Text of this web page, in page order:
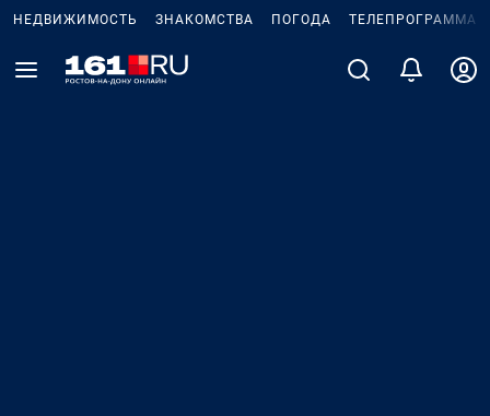
НЕДВИЖИМОСТЬ ЗНАКОМСТВА ПОГОДА ТЕЛЕПРОГРАММА